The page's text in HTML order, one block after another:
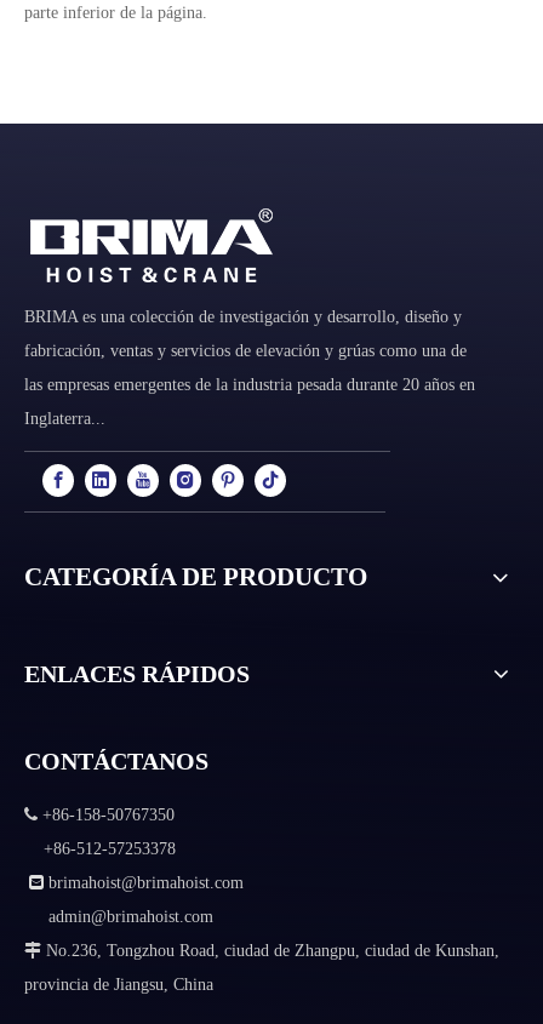
parte inferior de la página.
BRIMA es una colección de investigación y desarrollo, diseño y
fabricación, ventas y servicios de elevación y grúas como una de
las empresas emergentes de la industria pesada durante 20 años en
Inglaterra...
CATEGORÍA DE PRODUCTO
ENLACES RÁPIDOS
CONTÁCTANOS
 +86-158-50767350
+86-512-57253378
 brimahoist@brimahoist.com
admin@brimahoist.com
 No.236, Tongzhou Road, ciudad de Zhangpu, ciudad de Kunshan,
provincia de Jiangsu, China